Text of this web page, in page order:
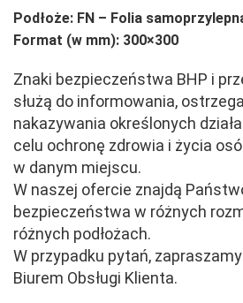
Podłoże: FN – Folia
Format (w mm): 300×300
Znaki bezpieczeństwa BHP i
służą do informowania,
nakazywania określonych
celu ochronę zdrowia i życia
w danym miejscu.
W naszej ofercie znajdą
bezpieczeństwa w różnych
różnych podłożach.
W przypadku pytań,
Biurem Obsługi Klienta.